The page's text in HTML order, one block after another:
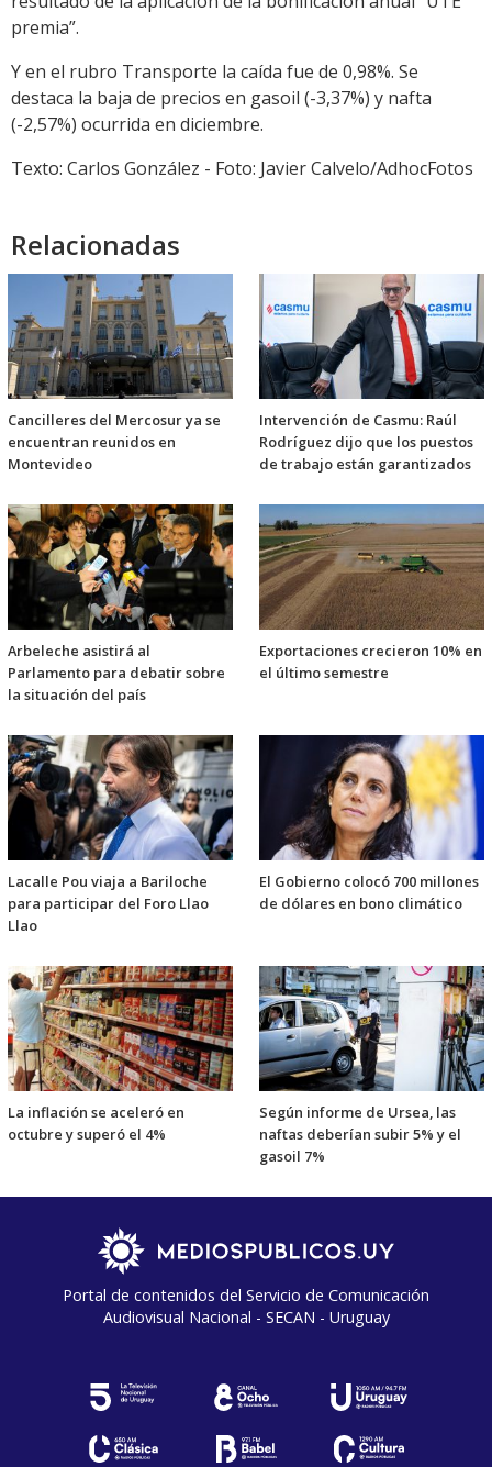
premia”.
Y en el rubro Transporte la caída fue de 0,98%. Se
destaca la baja de precios en gasoil (-3,37%) y nafta
(-2,57%) ocurrida en diciembre.
Texto: Carlos González - Foto: Javier Calvelo/AdhocFotos
Relacionadas
Cancilleres del Mercosur ya se
encuentran reunidos en
Montevideo
Intervención de Casmu: Raúl
Rodríguez dijo que los puestos
de trabajo están garantizados
Arbeleche asistirá al
Parlamento para debatir sobre
la situación del país
Exportaciones crecieron 10% en
el último semestre
Lacalle Pou viaja a Bariloche
para participar del Foro Llao
Llao
El Gobierno colocó 700 millones
de dólares en bono climático
La inflación se aceleró en
octubre y superó el 4%
Según informe de Ursea, las
naftas deberían subir 5% y el
gasoil 7%
Portal de contenidos del Servicio de Comunicación
Audiovisual Nacional - SECAN - Uruguay